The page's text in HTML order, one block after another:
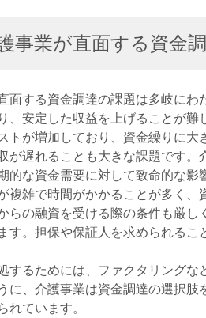
事業が直面する資金
面する資金調達の課題は多岐に
、安定した収益を上げることが
トが増加しており、資金繰りに大
が遅れることも大きな課題です
的な資金需要に対して致命的な
複雑で時間がかかることが多く、
らの融資を受ける際の条件も厳
す。担保や保証人を求められる
するためには、ファクタリング
に、介護事業は資金調達の選択
れています。